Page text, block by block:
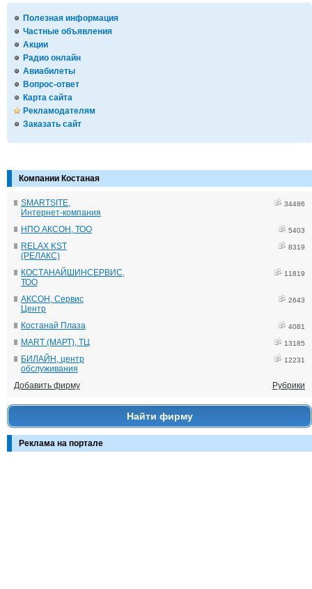
Полезная информация
Частные объявления
Акции
Радио онлайн
Авиабилеты
Вопрос-ответ
Карта сайта
Рекламодателям
Заказать сайт
Компании Костаная
SMARTSITE,
Интернет-компания
34486
НПО АКСОН, ТОО 5403
RELAX KST
(РЕЛАКС)
8319
КОСТАНАЙШИНСЕРВИС,
ТОО
11819
АКСОН, Сервис
Центр
2643
Костанай Плаза 4081
MART (МАРТ), ТЦ 13185
БИЛАЙН, центр
обслуживания
12231
Добавить фирму Рубрики
Найти фирму
Реклама на портале